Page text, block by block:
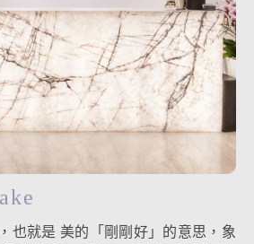
也就是 美的「剛剛好」的意思，象